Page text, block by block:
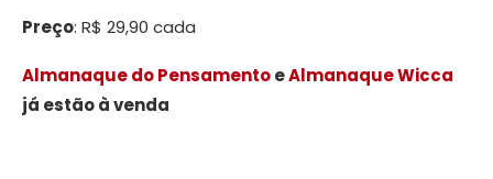
Preço: R$ 29,90 cada
Almanaque do PensamentoeAlmanaque Wicca
já estão à venda